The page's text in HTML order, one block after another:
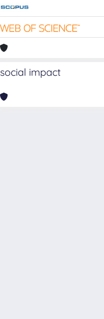
social impact